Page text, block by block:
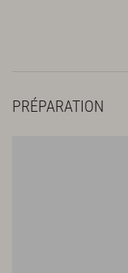
2 petits oignons
1 petit fenouil
PRÉPARATION